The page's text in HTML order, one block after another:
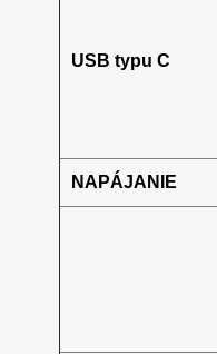
USB typu C
NAPÁJANIE